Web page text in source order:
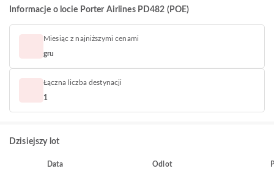
Informacje o locie Porter Airlines PD482 (POE)
Miesiąc z najniższymi cenami
gru
Łączna liczba destynacji
1
Dzisiejszy lot
Data Odlot